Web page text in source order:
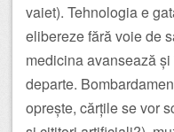
vaiet). Tehnologia e
elibereze fără voie de
medicina avansează
departe.
oprește, cărțile se vor